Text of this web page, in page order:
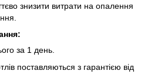
знизити витрати на опалення
за 1 день.
поставляються з гарантією від